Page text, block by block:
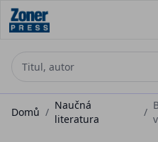
Domů /
Naučná
literatura
/